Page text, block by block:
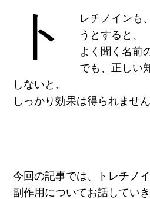
ト
レチノインも
うとすると、
よく聞く名前
でも、正しい
しないと、
しっかり効果は得られません
今回の記事では、トレチノ
副作用についてお話していき